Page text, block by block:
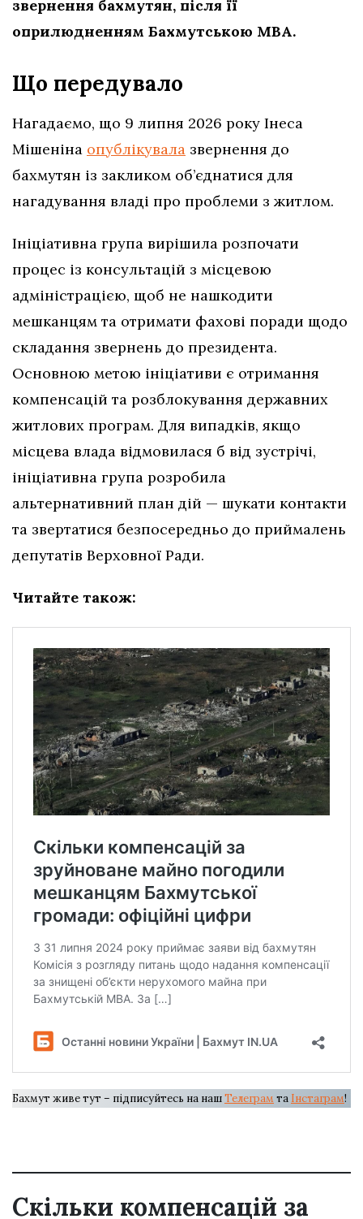
звернення бахмутян, після її
оприлюдненням Бахмутською МВА.
Що передувало
Нагадаємо, що 9 липня 2026 року Інеса
Мішеніна опублікувала звернення до
бахмутян із закликом об’єднатися для
нагадування владі про проблеми з житлом.
Ініціативна група вирішила розпочати
процес із консультацій з місцевою
адміністрацією, щоб не нашкодити
мешканцям та отримати фахові поради щодо
складання звернень до президента.
Основною метою ініціативи є отримання
компенсацій та розблокування державних
житлових програм. Для випадків, якщо
місцева влада відмовилася б від зустрічі,
ініціативна група розробила
альтернативний план дій — шукати контакти
та звертатися безпосередньо до приймалень
депутатів Верховної Ради.
Читайте також:
Бахмут живе тут – підписуйтесь на нашТелеграм та Інстаграм!
Скільки компенсацій за